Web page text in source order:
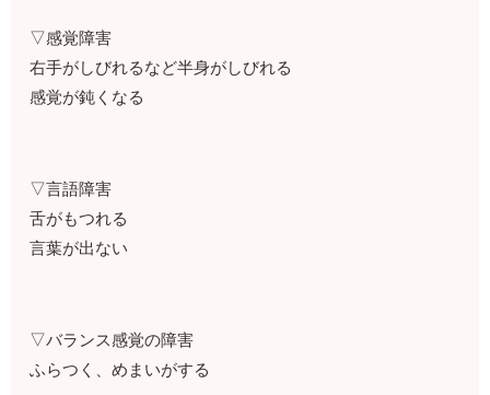
▽感覚障害
右手がしびれるなど半身がしびれる
感覚が鈍くなる
▽言語障害
舌がもつれる
言葉が出ない
▽バランス感覚の障害
ふらつく、めまいがする